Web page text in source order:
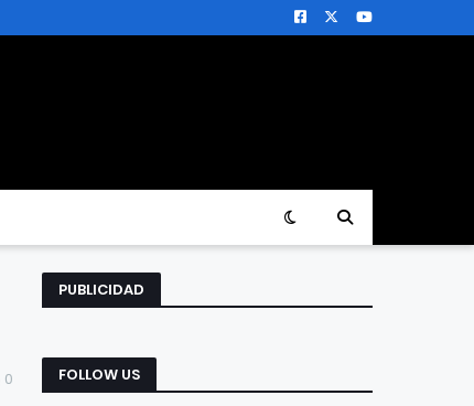
0
PUBLICIDAD
FOLLOW US